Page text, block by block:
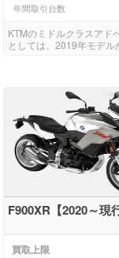
年間取引台数
KTMのミドルクラスアド
としては、2019年モデル
F900XR【2020～現
買取上限